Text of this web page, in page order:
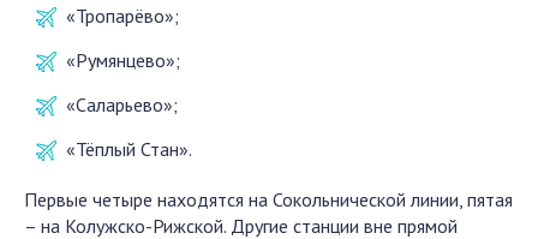
«Тропарёво»;
«Румянцево»;
«Саларьево»;
«Тёплый Стан».
Первые четыре находятся на Сокольнической линии, пятая
– на Колужско-Рижской. Другие станции вне прямой